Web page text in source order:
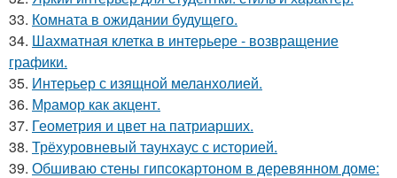
33. Комната в ожидании будущего.
34. Шахматная клетка в интерьере - возвращение
графики.
35. Интерьер с изящной меланхолией.
36. Мрамор как акцент.
37. Геометрия и цвет на патриарших.
38. Трёхуровневый таунхаус с историей.
39. Обшиваю стены гипсокартоном в деревянном доме: